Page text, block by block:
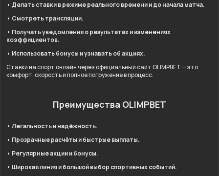
• Делать ставки в режиме реального времени и до начала матча.
• Смотреть трансляции.
• Получать уведомления о результатах и изменениях
коэффициентов.
• Использовать бонусы и узнавать об акциях.
Ставки на спорт онлайн через официальный сайт OLIMPBET — это
комфорт, скорость и полное погружение в процесс.
Преимущества OLIMPBET
• Легальность и надёжность.
• Прозрачные расчёты и быстрые выплаты.
• Регулярные акции и бонусы.
• Широкая линия и большой выбор спортивных событий.